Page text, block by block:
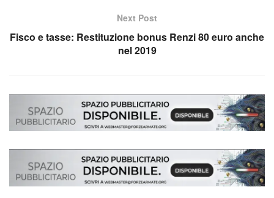
Next Post
Fisco e tasse: Restituzione bonus Renzi 80 euro anche
nel 2019